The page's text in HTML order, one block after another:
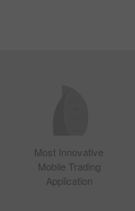
Most Innovative
Mobile Trading
Application